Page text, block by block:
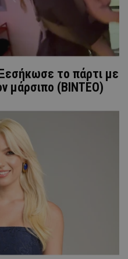
το πάρτι με
μάρσιπο (ΒΙΝΤΕΟ)